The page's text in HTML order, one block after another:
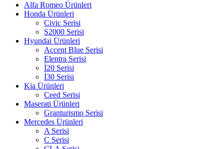
Alfa Romeo Ürünleri
Honda Ürünleri
Civic Serisi
S2000 Serisi
Hyundai Ürünleri
Accent Blue Serisi
Elentra Serisi
İ20 Serisi
İ30 Serisi
Kia Ürünleri
Ceed Serisi
Maserati Ürünleri
Granturismo Serisi
Mercedes Ürünleri
A Serisi
C Serisi